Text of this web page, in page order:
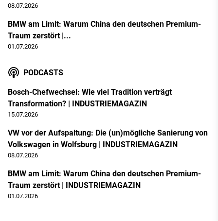
08.07.2026
BMW am Limit: Warum China den deutschen Premium-
Traum zerstört |...
01.07.2026
PODCASTS
Bosch-Chefwechsel: Wie viel Tradition verträgt
Transformation? | INDUSTRIEMAGAZIN
15.07.2026
VW vor der Aufspaltung: Die (un)mögliche Sanierung von
Volkswagen in Wolfsburg | INDUSTRIEMAGAZIN
08.07.2026
BMW am Limit: Warum China den deutschen Premium-
Traum zerstört | INDUSTRIEMAGAZIN
01.07.2026